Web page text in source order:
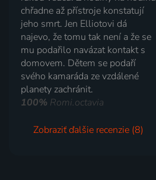
chřadne až přístroje konstatují
jeho smrt. Jen Elliotovi dá
najevo, že tomu tak není a že se
mu podařilo navázat kontakt s
domovem. Dětem se podaří
svého kamaráda ze vzdálené
planety zachránit.
100% Romi.octavia
Zobraziť ďalšie recenzie (8)